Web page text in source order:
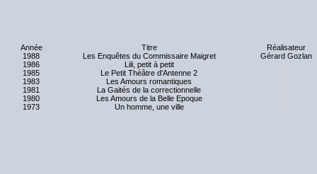
Année Titre
Réalisateur
1988
Les Enquêtes du Commissaire Maigret
Gérard Gozlan
1986
Lili, petit à petit
1985
Le Petit Théâtre d'Antenne 2
1983
Les Amours romantiques
1981
La Gaités de la correctionnelle
1980
Les Amours de la Belle Epoque
1973
Un homme, une ville